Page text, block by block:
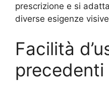
prescrizione e si
diverse esigenze
Facilità
precedenti